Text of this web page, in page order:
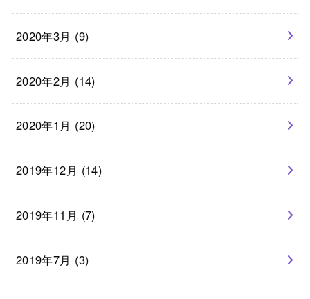
2020年3月 (9)
2020年2月 (14)
2020年1月 (20)
2019年12月 (14)
2019年11月 (7)
2019年7月 (3)